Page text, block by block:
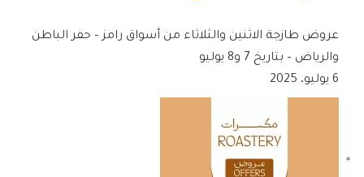
عروض طازجة الاثنين والثلاثاء من أسواق رامز – حفر الباطن
والرياض – بتاريخ 7 و8 يوليو
6 يوليو، 2025